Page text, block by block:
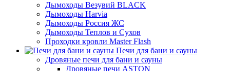
Дымоходы Везувий BLACK
Дымоходы Harvia
Дымоходы Россия ЖС
Дымоходы Теплов и Сухов
Проходки кровли Master Flash
Печи для бани и сауны
Дровяные печи для бани и сауны
Дровяные печи ASTON